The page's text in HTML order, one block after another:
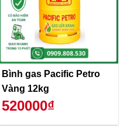
Bình gas Pacific Petro
Vàng 12kg
520000₫